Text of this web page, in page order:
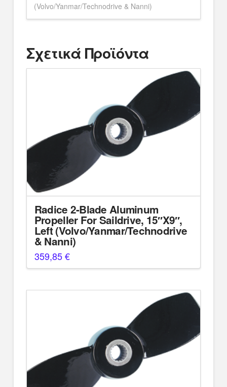
(Volvo/Yanmar/Technodrive & Nanni)
Σχετικά Προϊόντα
Radice 2-Blade Aluminum
Propeller For Saildrive, 15″X9″,
Left (Volvo/Yanmar/Technodrive
& Nanni)
359,85€